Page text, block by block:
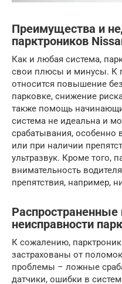
Преимущества и
парктроников
Как и любая система,
свои плюсы и минусы. К
относится повышение
парковке, снижение
также помощь
система не идеальна и
срабатывания, особенно
или при наличии
ультразвук. Кроме того,
внимательность
препятствия, например,
неисправности
К сожалению,
застрахованы от
проблемы – ложные
датчики, ошибки в